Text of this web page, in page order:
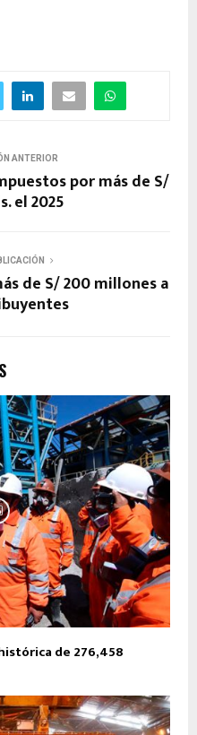
ANTERIOR
por más de S/
el 2025
de S/ 200 millones a
de 276,458